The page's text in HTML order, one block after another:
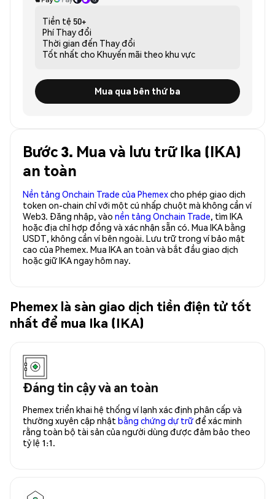
Tiền tệ 50+
Phí Thay đổi
Thời gian đến Thay đổi
Tốt nhất cho Khuyến mãi theo khu vực
Mua qua bên thứ ba
Bước 3. Mua và lưu trữ Ika (IKA)
an toàn
Nền tảng Onchain Trade của Phemexcho phép giao dịch
token on-chain chỉ với một cú nhấp chuột mà không cần ví
Web3. Đăng nhập, vào nền tảng Onchain Trade, tìm IKA
hoặc địa chỉ hợp đồng và xác nhận sẵn có. Mua IKA bằng
USDT, không cần ví bên ngoài. Lưu trữ trong ví bảo mật
cao của Phemex. Mua IKA an toàn và bắt đầu giao dịch
hoặc giữ IKA ngay hôm nay.
Phemex là sàn giao dịch tiền điện tử tốt
nhất để mua Ika (IKA)
Đáng tin cậy và an toàn
Phemex triển khai hệ thống ví lạnh xác định phân cấp và
thường xuyên cập nhật bằng chứng dự trữđể xác minh
rằng toàn bộ tài sản của người dùng được đảm bảo theo
tỷ lệ 1:1.